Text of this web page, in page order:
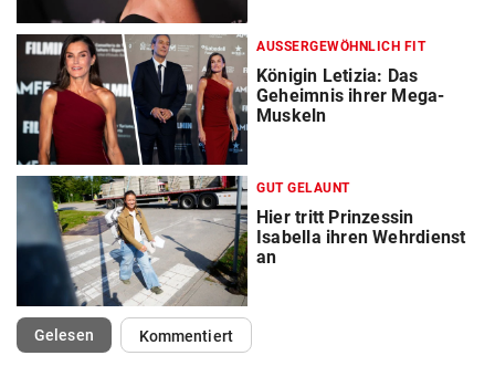
AUSSERGEWÖHNLICH FIT
Königin Letizia: Das
Geheimnis ihrer Mega-
Muskeln
GUT GELAUNT
Hier tritt Prinzessin
Isabella ihren Wehrdienst
an
Gelesen(ausgewählt)Kommentiert